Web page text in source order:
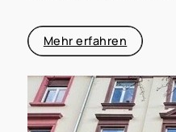
Mehr erfahren